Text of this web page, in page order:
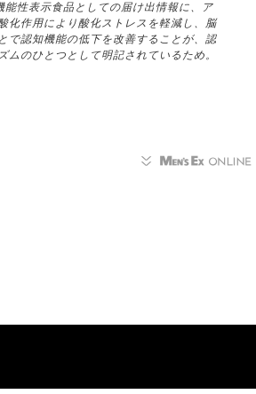
性表示食品としての届け出情報に、ア
化作用により酸化ストレスを軽減し、脳
で認知機能の低下を改善することが、認
ムのひとつとして明記されているため。